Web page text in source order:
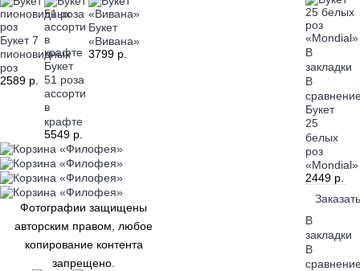
В
закладки
В
Букет
25
белых
роз
«Mondial»
2449 р.
Заказать
В
закладки
В
Букет 7
пионовидных
роз
2589 р.
Букет
51 роза
ассорти
в
крафте
5549 р.
Букет
«Вивана»
3799 р.
Фотографии защищены
авторским правом, любое
копирование контента
запрещено.